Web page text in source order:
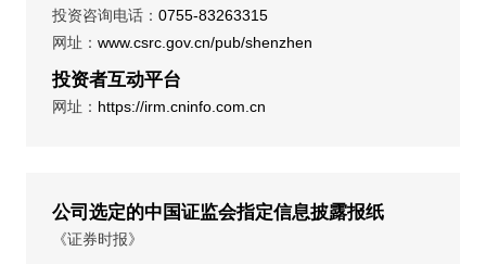
投资咨询电话： 0755-83263315
网址： www.csrc.gov.cn/pub/shenzhen
投资者互动平台
网址： https://irm.cninfo.com.cn
公司选定的中国证监会指定信息披露报纸
《证券时报》